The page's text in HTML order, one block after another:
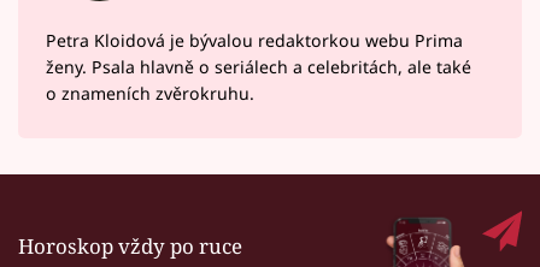
Petra Kloidová je bývalou redaktorkou webu Prima
ženy. Psala hlavně o seriálech a celebritách, ale také
o znameních zvěrokruhu.
Horoskop vždy po ruce